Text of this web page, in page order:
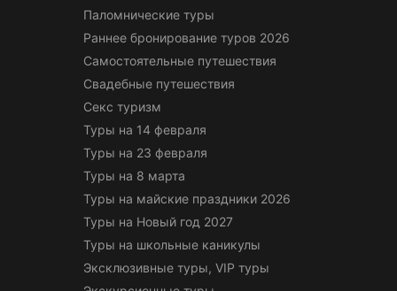
Паломнические туры
Раннее бронирование туров 2026
Самостоятельные путешествия
Свадебные путешествия
Секс туризм
Туры на 14 февраля
Туры на 23 февраля
Туры на 8 марта
Туры на майские праздники 2026
Туры на Новый год 2027
Туры на школьные каникулы
Эксклюзивные туры, VIP туры